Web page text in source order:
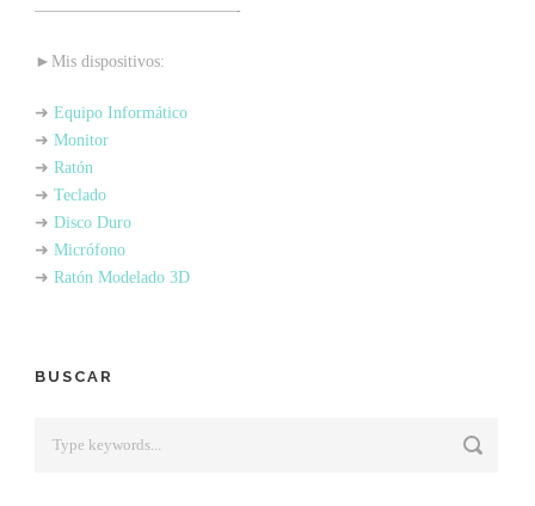
————————————-
►Mis dispositivos:
➜ Equipo Informático
➜ Monitor
➜ Ratón
➜ Teclado
➜ Disco Duro
➜ Micrófono
➜ Ratón Modelado 3D
BUSCAR